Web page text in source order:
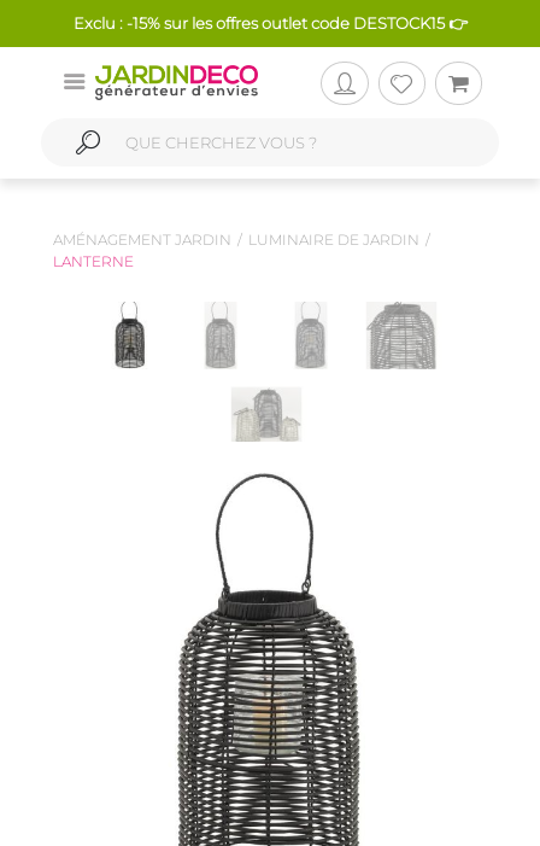
Exclu : -15% sur les offres outlet code DESTOCK15 👉
AMÉNAGEMENT JARDIN
LUMINAIRE DE JARDIN
LANTERNE